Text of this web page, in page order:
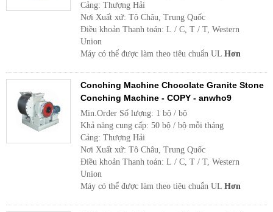
Cảng: Thượng Hải
Nơi Xuất xứ: Tô Châu, Trung Quốc
Điều khoản Thanh toán: L / C, T / T, Western
Union
Máy có thể được làm theo tiêu chuẩn UL Hơn
Conching Machine Chocolate Granite Stone
Conching Machine - COPY - anwho9
Min.Order Số lượng: 1 bộ / bộ
Khả năng cung cấp: 50 bộ / bộ mỗi tháng
Cảng: Thượng Hải
Nơi Xuất xứ: Tô Châu, Trung Quốc
Điều khoản Thanh toán: L / C, T / T, Western
Union
Máy có thể được làm theo tiêu chuẩn UL Hơn